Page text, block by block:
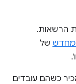
הרשאות.
מחדש של
כשהם עובדים